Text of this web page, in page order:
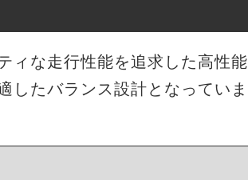
ィな走行性能を追求した高性能
したバランス設計となっていま